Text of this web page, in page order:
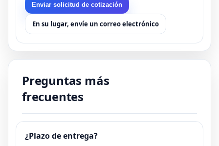
Enviar solicitud de cotización
En su lugar, envíe un correo electrónico
Preguntas más
frecuentes
¿Plazo de entrega?